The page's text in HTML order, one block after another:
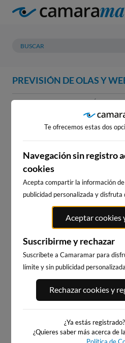
PREVISIÓN DE OLAS Y
WEBCAM PREVISIÓN
WEBCAM
MUTRIKU KAIA
3km · Mutriku
Te ofrecemos estas dos
Navegación sin registro
cookies
Acepta compartir la información
publicidad personalizada y disfruta
Aceptar cookies
Suscribirme y rechazar
Suscríbete a Camaramar para
límite y sin publicidad
Rechazar cookies y
¿Ya estás registrado?
¿Quieres saber más acerca de